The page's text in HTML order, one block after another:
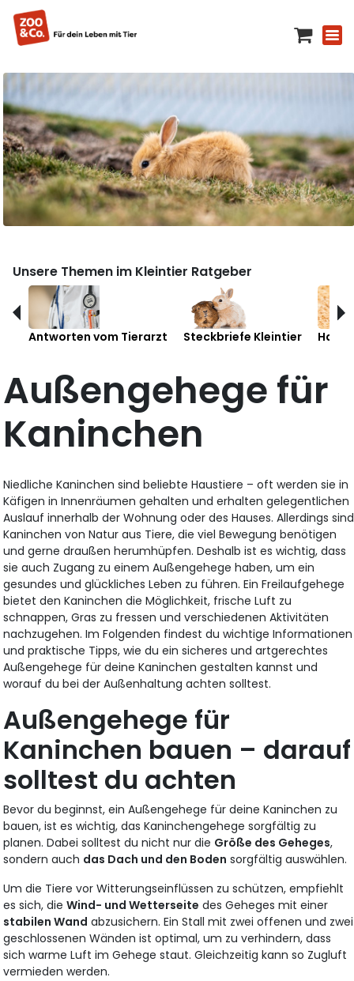
Unsere Themen im Kleintier Ratgeber
Antworten vom Tierarzt Steckbriefe Kleintier
Außengehege für
Kaninchen
Niedliche Kaninchen sind beliebte Haustiere – oft werden sie in
Käfigen in Innenräumen gehalten und erhalten gelegentlichen
Auslauf innerhalb der Wohnung oder des Hauses. Allerdings sind
Kaninchen von Natur aus Tiere, die viel Bewegung benötigen
und gerne draußen herumhüpfen. Deshalb ist es wichtig, dass
sie auch Zugang zu einem Außengehege haben, um ein
gesundes und glückliches Leben zu führen. Ein Freilaufgehege
bietet den Kaninchen die Möglichkeit, frische Luft zu
schnappen, Gras zu fressen und verschiedenen Aktivitäten
nachzugehen. Im Folgenden findest du wichtige Informationen
und praktische Tipps, wie du ein sicheres und artgerechtes
Außengehege für deine Kaninchen gestalten kannst und
worauf du bei der Außenhaltung achten solltest.
Außengehege für
Kaninchen bauen – darauf
solltest du achten
Bevor du beginnst, ein Außengehege für deine Kaninchen zu
bauen, ist es wichtig, das Kaninchengehege sorgfältig zu
planen. Dabei solltest du nicht nur die Größe des Geheges,
sondern auch das Dach und den Boden sorgfältig auswählen.
Um die Tiere vor Witterungseinflüssen zu schützen, empfiehlt
es sich, dieWind- und Wetterseite des Geheges mit einer
stabilen Wand abzusichern. Ein Stall mit zwei offenen und zwei
geschlossenen Wänden ist optimal, um zu verhindern, dass
sich warme Luft im Gehege staut. Gleichzeitig kann so Zugluft
vermieden werden.